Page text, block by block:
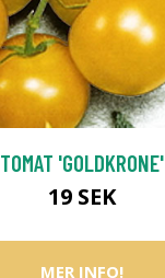
TOMAT 'GOLDKRONE'
19 SEK
MER INFO!